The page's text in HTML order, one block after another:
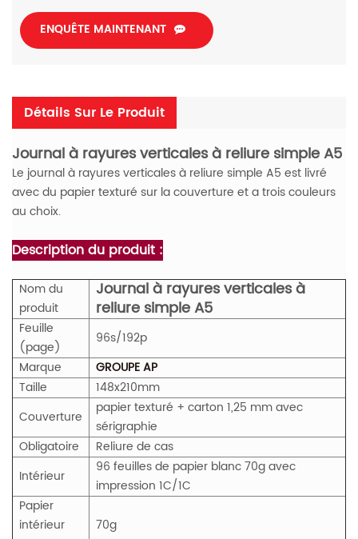
ENQUÊTE MAINTENANT
Détails Sur Le Produit
Journal à rayures verticales à reliure simple A5
Le journal à rayures verticales à reliure simple A5 est livré
avec du papier texturé sur la couverture et a trois couleurs
au choix.
Description du produit :
Nom du
produit
Journal à rayures verticales à
reliure simple A5
Feuille
(page)
96s/192p
Marque
GROUPE AP
Taille
148x210mm
Couverture
papier texturé + carton 1,25 mm avec
sérigraphie
Obligatoire
Reliure de cas
Intérieur
96 feuilles de papier blanc 70g avec
impression 1C/1C
Papier
intérieur
70g